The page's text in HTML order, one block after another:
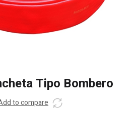
Tipo Bombero
to compare